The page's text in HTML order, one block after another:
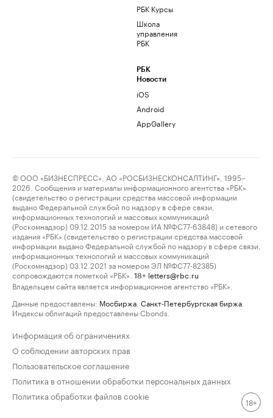
РБК Курсы
Школа
управления
РБК
РБК
Новости
iOS
Android
AppGallery
© ООО «БИЗНЕСПРЕСС», АО «РОСБИЗНЕСКОНСАЛТИНГ», 1995–
2026. Сообщения и материалы информационного агентства «РБК»
(свидетельство о регистрации средства массовой информации
выдано Федеральной службой по надзору в сфере связи,
информационных технологий и массовых коммуникаций
(Роскомнадзор) 09.12.2015 за номером ИА №ФС77-63848) и сетевого
издания «РБК» (свидетельство о регистрации средства массовой
информации выдано Федеральной службой по надзору в сфере связи,
информационных технологий и массовых коммуникаций
(Роскомнадзор) 03.12.2021 за номером ЭЛ №ФС77-82385)
сопровождаются пометкой «РБК».
18+ letters@rbc.ru
Владельцем сайта является информационное агентство «РБК».
Данные предоставлены: Мосбиржа Санкт-Петербургская биржа
Индексы облигаций предоставлены Cbonds.
Информация об ограничениях
О соблюдении авторских прав
Пользовательское соглашение
Политика в отношении обработки персональных данных
Политика обработки файлов cookie
18+